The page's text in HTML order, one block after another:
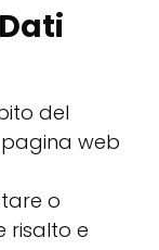
del
web
o
risalto e